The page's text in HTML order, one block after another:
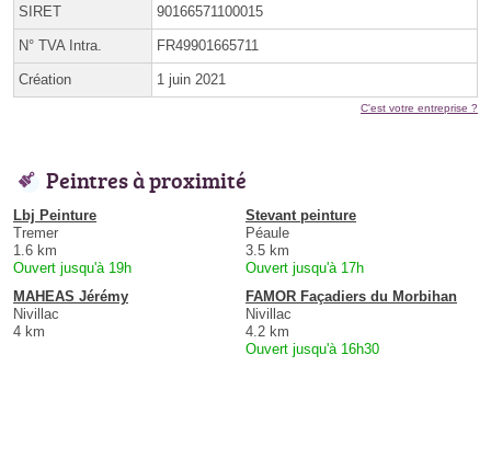
SIRET 90166571100015
N° TVA Intra. FR49901665711
Création 1 juin 2021
C'est votre entreprise ?
Peintres à proximité
Lbj Peinture
Tremer
1.6 km
Ouvert jusqu'à 19h
Stevant peinture
Péaule
3.5 km
Ouvert jusqu'à 17h
MAHEAS Jérémy
Nivillac
4 km
FAMOR Façadiers du Morbihan
Nivillac
4.2 km
Ouvert jusqu'à 16h30